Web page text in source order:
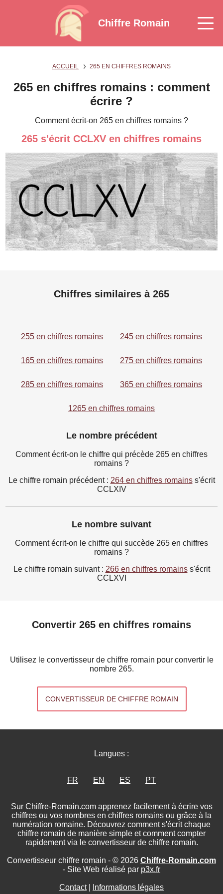
Chiffre Romain
ACCUEIL 265 EN CHIFFRES ROMAINS
265 en chiffres romains : comment
écrire ?
Comment écrit-on 265 en chiffres romains ?
265 s'écrit CCLXV en chiffres romains
Chiffres similaires à 265
255 en chiffres romains 245 en chiffres romains
165 en chiffres romains 275 en chiffres romains
285 en chiffres romains 365 en chiffres romains
1265 en chiffres romains
Le nombre précédent
Comment écrit-on le chiffre qui précède 265 en chiffres
romains ?
Le chiffre romain précédent : 264 en chiffres romainss'écrit
CCLXIV
Le nombre suivant
Comment écrit-on le chiffre qui succède 265 en chiffres
romains ?
Le chiffre romain suivant : 266 en chiffres romainss'écrit
CCLXVI
Convertir 265 en chiffres romains
Utilisez le convertisseur de chiffre romain pour convertir le
nombre 265.
CONVERTISSEUR DE CHIFFRE ROMAIN
Langues :
FR EN ES PT
Sur Chiffre-Romain.com apprenez facilement à écrire vos
chiffres ou vos nombres en chiffres romains ou grâce à la
numération romaine. Découvrez comment s'écrit chaque
chiffre romain de manière simple et comment compter
rapidement via le convertisseur de chiffre romain.
Convertisseur chiffre romain - © 2026 Chiffre-Romain.com
- Site Web réalisé par p3x.fr
Contact| Informations légales